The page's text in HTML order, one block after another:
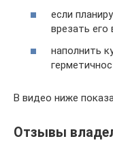
если
врезать его
наполнить
В видео ниже
Отзывы